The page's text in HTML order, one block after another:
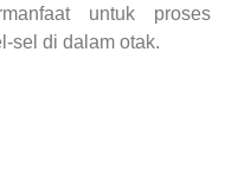
untuk proses
sel di dalam otak.